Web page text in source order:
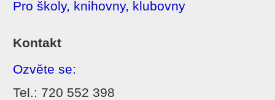
Pro školy, knihovny, klubovny
Kontakt
Ozvěte se:
Tel.: 720 552 398